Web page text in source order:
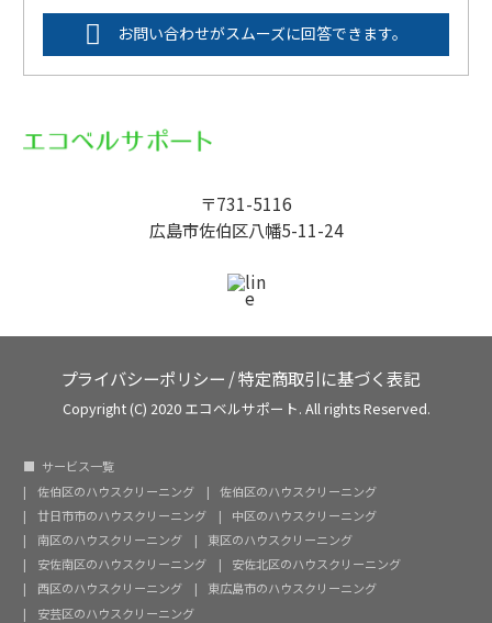
お問い合わせがスムーズに回答できます。
〒731-5116
広島市佐伯区八幡5-11-24
プライバシーポリシー /特定商取引に基づく表記
Copyright (C) 2020 エコベルサポート. All rights Reserved.
サービス一覧
佐伯区のハウスクリーニング
佐伯区のハウスクリーニング
廿日市市のハウスクリーニング
中区のハウスクリーニング
南区のハウスクリーニング
東区のハウスクリーニング
安佐南区のハウスクリーニング
安佐北区のハウスクリーニング
西区のハウスクリーニング
東広島市のハウスクリーニング
安芸区のハウスクリーニング